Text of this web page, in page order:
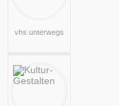
vhs unterwegs